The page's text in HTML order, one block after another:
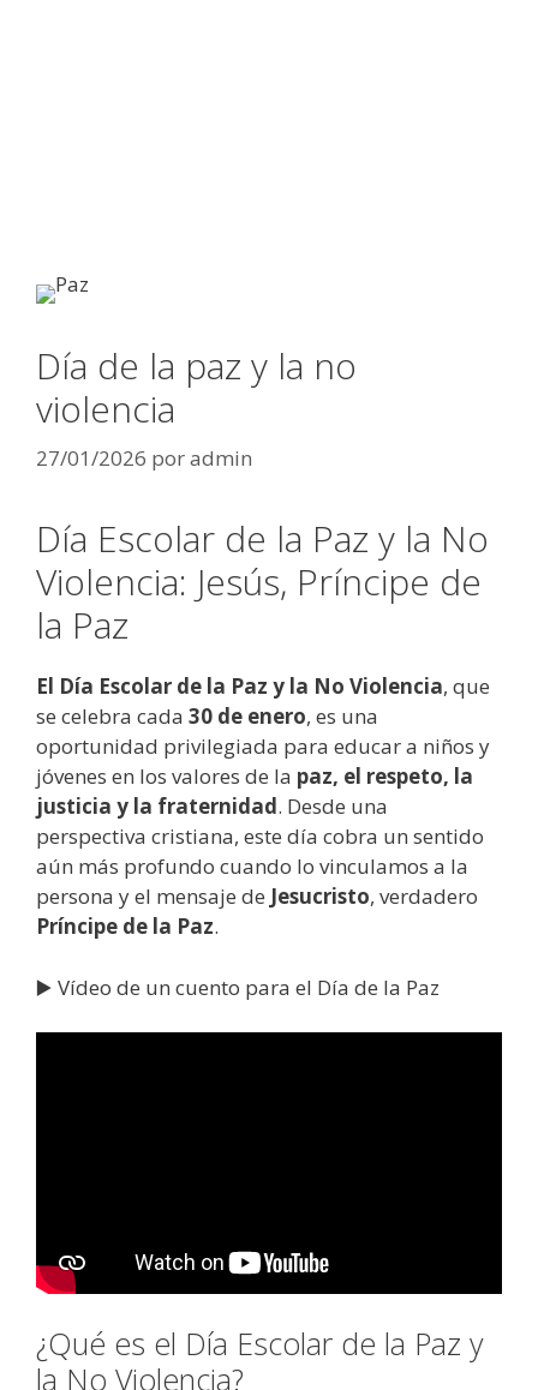
Día de la paz y la no
violencia
27/01/2026 poradmin
Día Escolar de la Paz y la No
Violencia: Jesús, Príncipe de
la Paz
El Día Escolar de la Paz y la No Violencia, que
se celebra cada 30 de enero, es una
oportunidad privilegiada para educar a niños y
jóvenes en los valores de la paz, el respeto, la
justicia y la fraternidad. Desde una
perspectiva cristiana, este día cobra un sentido
aún más profundo cuando lo vinculamos a la
persona y el mensaje de Jesucristo, verdadero
Príncipe de la Paz.
▶️ Vídeo de un cuento para el Día de la Paz
¿Qué es el Día Escolar de la Paz y
la No Violencia?